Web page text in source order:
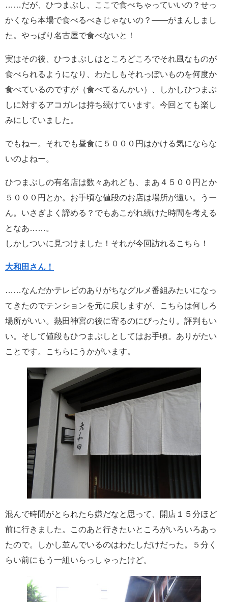
……だが、ひつまぶし、ここで食べちゃっていいの？せっ
かくなら本場で食べるべきじゃないの？――がまんしまし
た。やっぱり名古屋で食べないと！
実はその後、ひつまぶしはところどころでそれ風なものが
食べられるようになり、わたしもそれっぽいものを何度か
食べているのですが（食べてるんかい）、しかしひつまぶ
しに対するアコガレは持ち続けています。今回とても楽し
みにしていました。
でもねー。それでも昼食に５０００円はかける気にならな
いのよねー。
ひつまぶしの有名店は数々あれども、まあ４５００円とか
５０００円とか。お手頃な値段のお店は場所が遠い。うー
ん。いさぎよく諦める？でもあこがれ続けた時間を考える
となあ……。
しかしついに見つけました！それが今回訪れるこちら！
大和田さん！
……なんだかテレビのありがちなグルメ番組みたいになっ
てきたのでテンションを元に戻しますが、こちらは何しろ
場所がいい。熱田神宮の後に寄るのにぴったり。評判もい
い。そして値段もひつまぶしとしてはお手頃。ありがたい
ことです。こちらにうかがいます。
混んで時間がとられたら嫌だなと思って、開店１５分ほど
前に行きました。このあと行きたいところがいろいろあっ
たので。しかし並んでいるのはわたしだけだった。５分く
らい前にもう一組いらっしゃったけど。